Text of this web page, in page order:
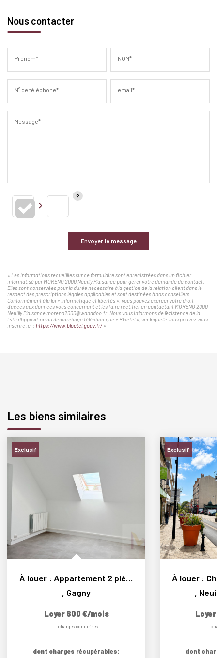
Nous contacter
Prénom* NOM*
N° de téléphone* email*
Message*
Envoyer le message
« Les informations recueillies sur ce formulaire sont enregistrées dans un fichier
informatisé par MORENO 2000 Neuilly Plaisance pour gérer votre demande de contact.
Elles sont conservées pour la durée nécessaire à la gestion de la relation client dans le
respect des prescriptions légales applicables et sont destinées à nos conseillers
Conformément à la loi « informatique et libertés », vous pouvez exercer votre droit
d'accès aux données vous concernant et les faire rectifier en contactant MORENO 2000
Neuilly Plaisance moreno2000@wanadoo.fr. Nous vous informons de l'existence de la
liste d'opposition au démarchage téléphonique « Bloctel », sur laquelle vous pouvez vous
inscrire ici : https://www.bloctel.gouv.fr/ »
Les biens similaires
Exclusif
À louer : Appartement 2 pièces refait à neuf à Gagny...
, Gagny
Loyer 800 €/mois
charges comprises
dont charges récupérables:
Exclusif
,
dont